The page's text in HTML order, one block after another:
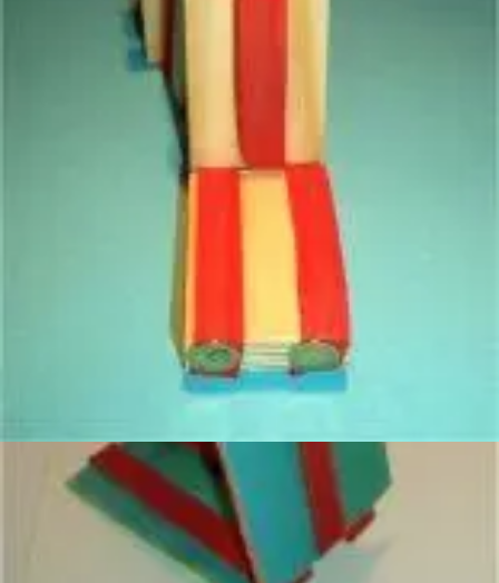
das blaue Band am oberen Klötzchenrand fest.
Damit die Jokobsleiter gut laufen kann, ist es wichtig die
Bändchen schön locker anzustecken. Es ist gut wenn
man so eine Art kleine Schlaufe vor dem Anstecken
Mit den roten Bändchen verfährt man genau so und
steckt sie mit Reißzwecken fest.
Dann geht es weiter wie oben beschrieben, leeres
Klötzchen drauflegen, die roten Bänder über das
Hölzchen legen und mit Reißzwecken feststecken. Das
blaue Bändchen rauflegen und mit einer Reißzwecke
feststecken... so weiter bis sechs Hölzchen auf dem